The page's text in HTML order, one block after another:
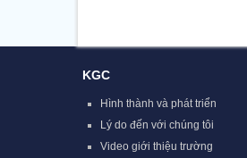
KGC
Hình thành và phát triển
Lý do đến với chúng tôi
Video giới thiệu trường